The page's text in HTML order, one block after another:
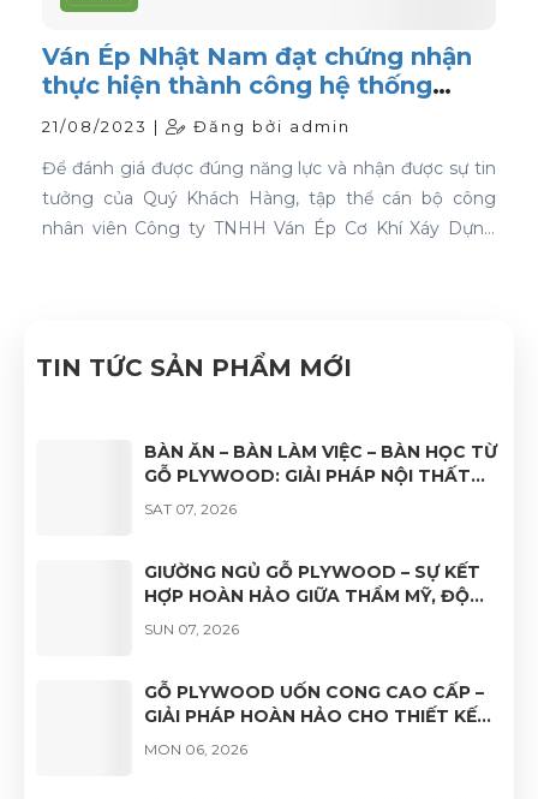
Ván Ép Nhật Nam đạt chứng nhận
thực hiện thành công hệ thống
quản lý chất lượng ISO 9001:2015
21/08/2023 | Đăng bởi admin
Để đánh giá được đúng năng lực và nhận được sự tin
tưởng của Quý Khách Hàng, tập thể cán bộ công
nhân viên Công ty TNHH Ván Ép Cơ Khí Xáy Dựng
TIN TỨC SẢN PHẨM MỚI
BÀN ĂN – BÀN LÀM VIỆC – BÀN HỌC TỪ
GỖ PLYWOOD: GIẢI PHÁP NỘI THẤT
BỀN ĐẸP, HIỆN ĐẠI VÀ ĐA DẠNG ỨNG
DỤNG
SAT 07, 2026
GIƯỜNG NGỦ GỖ PLYWOOD – SỰ KẾT
HỢP HOÀN HẢO GIỮA THẨM MỸ, ĐỘ
BỀN VÀ TÍNH ỨNG DỤNG
SUN 07, 2026
GỖ PLYWOOD UỐN CONG CAO CẤP –
GIẢI PHÁP HOÀN HẢO CHO THIẾT KẾ
NỘI THẤT HIỆN ĐẠI
MON 06, 2026